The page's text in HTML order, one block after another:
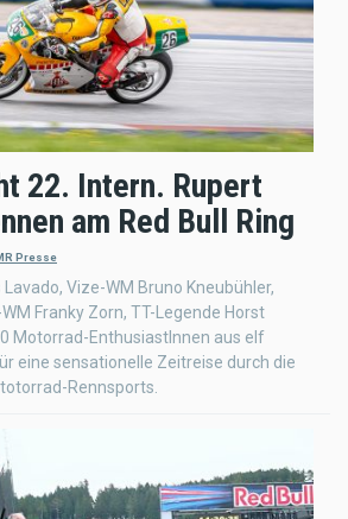
22. Intern. Rupert
am Red Bull Ring
Presse
Vize-WM Bruno Kneubühler,
Franky Zorn, TT-Legende Horst
Motorrad-EnthusiastInnen aus elf
eine sensationelle Zeitreise durch die
Rennsports.